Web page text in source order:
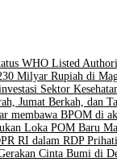
WHO Listed
Milyar Rupiah di
Sektor
Jumat Berkah, dan
membawa BPOM di
Loka POM Baru
RI dalam RDP
Cinta Bumi di